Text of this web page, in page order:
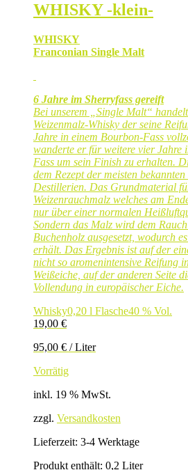
WHISKY -klein-
WHISKY
Franconian Single Malt
6 Jahre im Sherryfass gereift
Bei unserem „Single Malt“
Weizenmalz-Whisky der seine
Jahre in einem Bourbon-Fass
wanderte er für weitere vier Jahre
Fass um sein Finish zu erhalten.
dem Rezept der meisten
Destillerien. Das Grundmaterial
Weizenrauchmalz welches am
nur über einer normalen
Sondern das Malz wird dem
Buchenholz ausgesetzt, wodurch
erhält. Das Ergebnis ist auf der
nicht so aromenintensive Reifung
Weißeiche, auf der anderen Seite
Vollendung in europäischer Eiche.
Whisky0,20 l Flasche40 % Vol.
19,00 €
95,00 € /Liter
Vorrätig
inkl. 19 % MwSt.
zzgl. Versandkosten
Lieferzeit: 3-4 Werktage
Produkt enthält: 0,2 Liter